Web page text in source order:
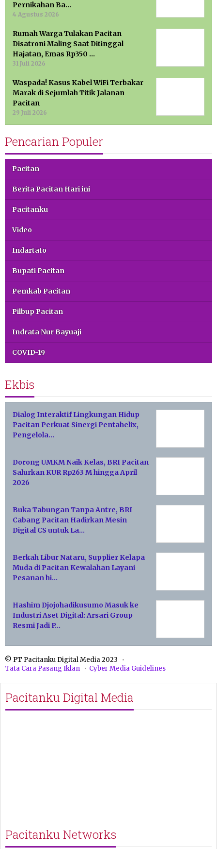
Pernikahan Ba…
4 Agustus 2026
Rumah Warga Tulakan Pacitan
Disatroni Maling Saat Ditinggal
Hajatan, Emas Rp350 …
31 Juli 2026
Waspada! Kasus Kabel WiFi Terbakar
Marak di Sejumlah Titik Jalanan
Pacitan
29 Juli 2026
Pencarian Populer
Pacitan
Berita Pacitan Hari ini
Pacitanku
Video
Indartato
Bupati Pacitan
Pemkab Pacitan
Pilbup Pacitan
Indrata Nur Bayuaji
COVID-19
Ekbis
Dialog Interaktif Lingkungan Hidup
Pacitan Perkuat Sinergi Pentahelix,
Pengelola…
Dorong UMKM Naik Kelas, BRI Pacitan
Salurkan KUR Rp263 M hingga April
2026
Buka Tabungan Tanpa Antre, BRI
Cabang Pacitan Hadirkan Mesin
Digital CS untuk La…
Berkah Libur Nataru, Supplier Kelapa
Muda di Pacitan Kewalahan Layani
Pesanan hi…
Hashim Djojohadikusumo Masuk ke
Industri Aset Digital: Arsari Group
Resmi Jadi P…
© PT Pacitanku Digital Media 2023
Tata Cara Pasang Iklan
Cyber Media Guidelines
Pacitanku Digital Media
Pacitanku Networks